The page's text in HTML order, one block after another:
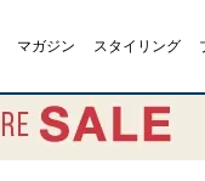
マガジン スタイリング